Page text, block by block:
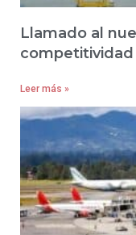
Llamado al
Leer más »